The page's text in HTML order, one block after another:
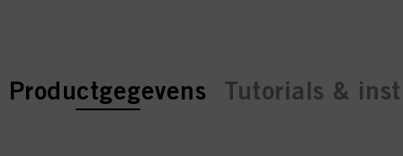
current tab:
current tab:
Productgegevens Tutorials &